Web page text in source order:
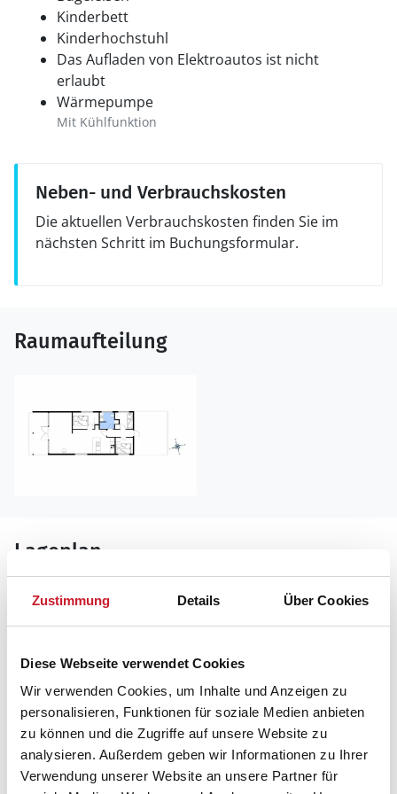
Zustimmung Details Über Cookies
Diese Webseite verwendet Cookies
Wir verwenden Cookies, um Inhalte und Anzeigen zu
personalisieren, Funktionen für soziale Medien anbieten
zu können und die Zugriffe auf unsere Website zu
analysieren. Außerdem geben wir Informationen zu Ihrer
Verwendung unserer Website an unsere Partner für
mehreren Restaurants und Geschäften.
Im Norden von Ballen kannst du auf der hübsch
gelegenen 18-Loch-Anlage des Samsø Golfclub die
Schläger schwingen.
ikonischen Glockenturm. Der nördlichste Punkt der
Insel, Issehoved, und das unter Schutz stehende
Naturgebiet Nordby Bakker sind ebenfalls den ein oder
von vielen Wanderpfaden durchzogen und
Kinderbett
Kinderhochstuhl
Das Aufladen von Elektroautos ist nicht
erlaubt
Wärmepumpe
Mit Kühlfunktion
Neben- und Verbrauchskosten
Die aktuellen Verbrauchskosten finden Sie im
nächsten Schritt im Buchungsformular.
Raumaufteilung
Lageplan
Adresse
Vesterløkken